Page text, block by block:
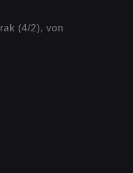
(4/2), von